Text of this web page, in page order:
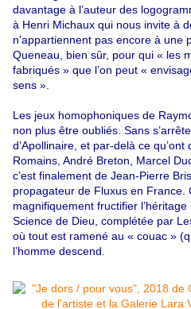
davantage à l’auteur des
à Henri Michaux qui nous invite à
n’appartiennent pas encore à une
Queneau, bien sûr, pour qui « les
fabriqués » que l’on peut «
sens ».
Les jeux homophoniques de
non plus être oubliés. Sans
d’Apollinaire, et par-delà ce
Romains, André Breton, Marcel
c’est finalement de Jean-Pierre
propagateur de Fluxus en France.
magnifiquement fructifier
Science de Dieu, complétée par
où tout est ramené au « couac »
l’homme descend.